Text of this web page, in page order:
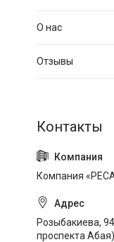
О нас
Отзывы
Компания
Розыбакиева,
проспекта